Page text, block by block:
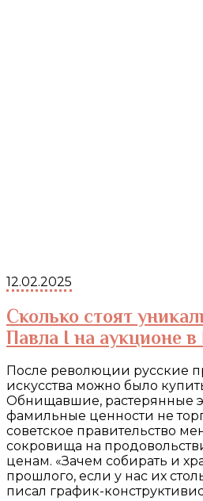
12.02.2025
Сколько стоят
Павла I на аукционе
После революции русские
искусства можно было
Обнищавшие, растерянные
фамильные ценности не
советское правительство
сокровища на
ценам. «Зачем собирать и
прошлого, если у нас их
писал график-